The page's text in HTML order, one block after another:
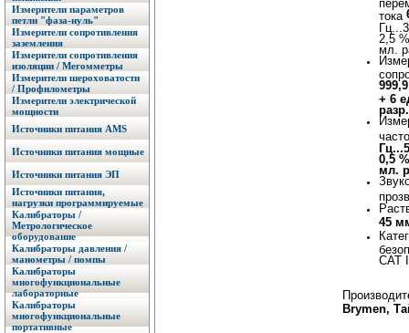
Измерители параметров
петли "фаза-нуль"
Измерители сопротивления
заземления
Измерители сопротивления
изоляции / Мегомметры
Измерители шероховатости
/ Профилометры
Измерители электрической
мощности
Источники питания AMS
Источники питания мощные
Источники питания ЭП
Источники питания,
нагрузки программируемые
Калибраторы /
Метрологическое
оборудование
Калибраторы давления /
манометры / помпы
Калибраторы
многофункциональные
лабораторные
Калибраторы
многофункциональные
портативные
тока
2,5
мл.
+ 6
разр.
0,5
мл.
45
CAT
Brymen,